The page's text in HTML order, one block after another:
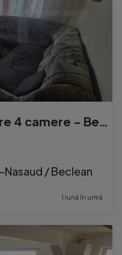
Apartament de vanzare 4 camere - Beclean
/ Beclean
1 lună în urmă